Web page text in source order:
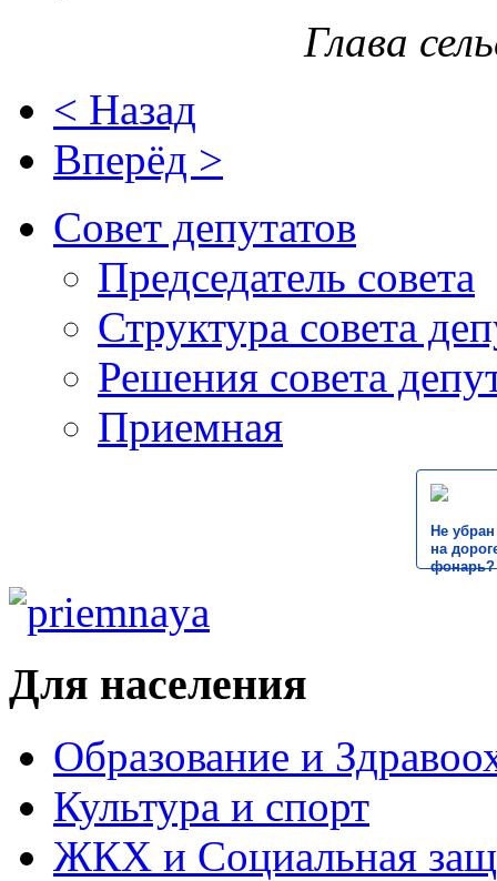
Глава
< Назад
Вперёд >
Совет депутатов
Председатель совета
Структура совета
Решения совета
Приемная
Не
на
фонарь?
Для населения
Образование и
Культура и спорт
ЖКХ и Социальная